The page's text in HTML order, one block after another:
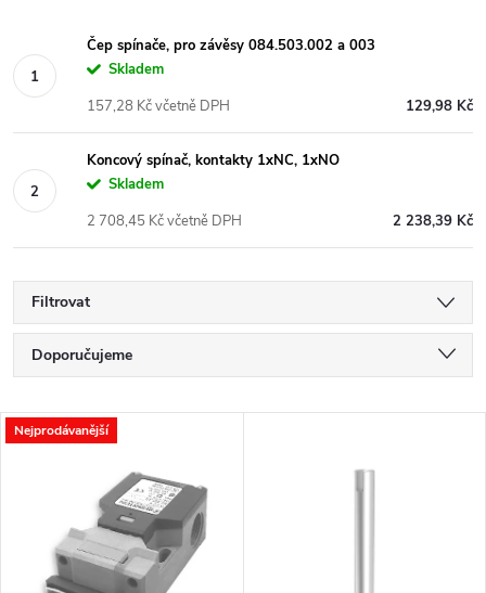
Čep spínače, pro závěsy 084.503.002 a 003
Skladem
129,98 Kč
157,28 Kč včetně DPH
Koncový spínač, kontakty 1xNC, 1xNO
Skladem
2 238,39 Kč
2 708,45 Kč včetně DPH
Filtrovat
Ř
a
Doporučujeme
Nejdražší
Nejprodávanější
Abecedně
V
Nejprodávanější